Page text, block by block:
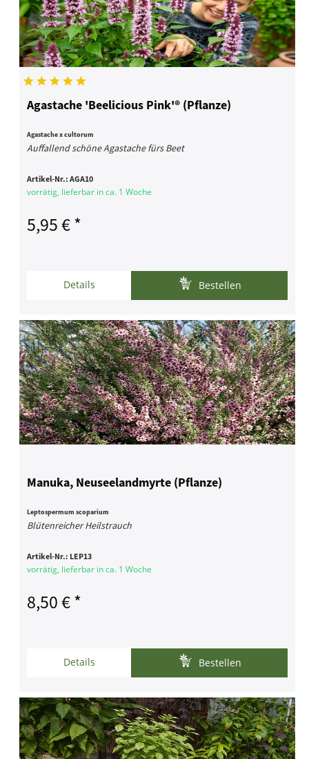
Agastache 'Beelicious Pink'® (Pflanze)
Agastache x cultorum
Auffallend schöne Agastache fürs Beet
Artikel-Nr.:AGA10
vorrätig, lieferbar in ca. 1 Woche
5,95 € *
Details Bestellen
Manuka, Neuseelandmyrte (Pflanze)
Leptospermum scoparium
Blütenreicher Heilstrauch
Artikel-Nr.: LEP13
vorrätig, lieferbar in ca. 1 Woche
8,50 € *
Details Bestellen